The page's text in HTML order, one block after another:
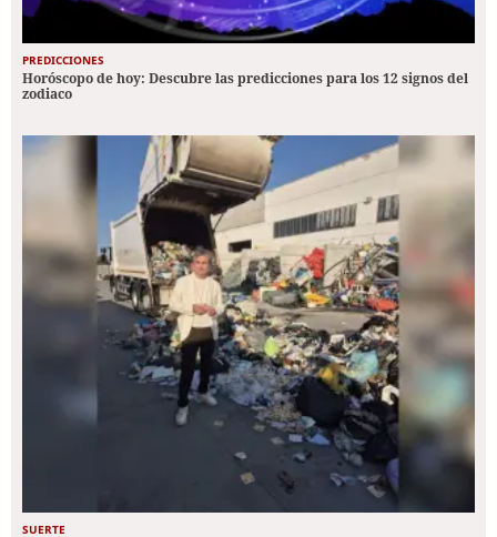
PREDICCIONES
Horóscopo de hoy: Descubre las predicciones para los 12 signos del
zodiaco
SUERTE